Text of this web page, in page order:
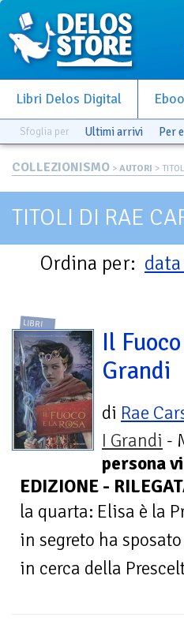
Libri Delos Digital
Sfoglia per Ultimi arrivi Per
COLLEZIONISMO > AUTORI >
TITOLI DI RAE
Ordina per:
LIBRI
Il
Grandi
di Rae
I Grandi -
persona
EDIZIONE -
la quarta: Elisa è la
in segreto ha
in cerca della